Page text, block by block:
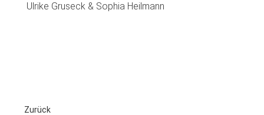
Ulrike Gruseck & Sophia Heilmann
Zurück